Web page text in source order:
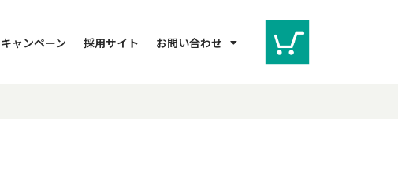
キャンペーン 採用サイト お問い合わせ